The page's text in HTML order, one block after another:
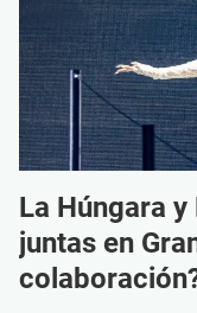
La Húngara
juntas en